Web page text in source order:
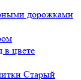
дорожками
в цвете
Старый